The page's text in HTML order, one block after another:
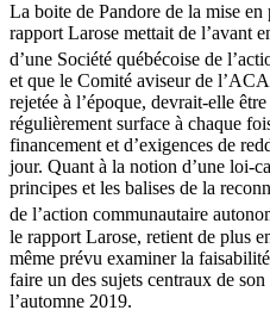
La boite de Pandore de la mise
rapport Larose mettait de l’avant
d’une Société québécoise de
et que le Comité aviseur de
rejetée à l’époque, devrait-elle
régulièrement surface à chaque
financement et d’exigences de
jour. Quant à la notion d’une loi-
principes et les balises de la
de l’action communautaire
le rapport Larose, retient de plus
même prévu examiner la
faire un des sujets centraux de
l’automne 2019.